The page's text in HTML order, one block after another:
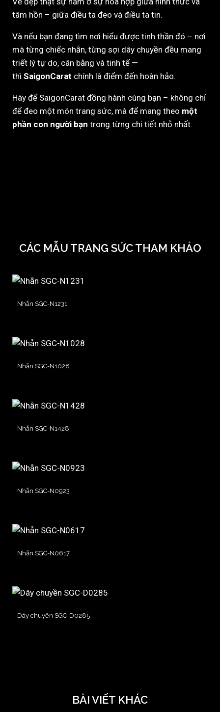
tâm hồn – giữa điều ta đeo và điều ta tin.
Và nếu bạn đang tìm nơi hiểu được tinh thần đó – nơi
mà từng chiếc nhẫn, từng sợi dây chuyền đều mang
triết lý tự do, cân bằng và tinh tế —
thì SaigonCarat chính là điểm đến hoàn hảo.
Hãy để SaigonCarat đồng hành cùng bạn – không chỉ
để đeo một món trang sức, mà để mang theo một
phần con người bạn trong từng chi tiết nhỏ nhất.
CÁC MẪU TRANG SỨC THAM KHẢO
Nhẫn SGC-N1231
Nhẫn SGC-N1028
Nhẫn SGC-N1428
Nhẫn SGC-N0923
Nhẫn SGC-N0617
Dây chuyền SGC-D0285
BÀI VIẾT KHÁC